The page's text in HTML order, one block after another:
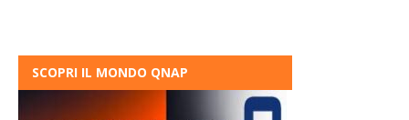
SCOPRI IL MONDO QNAP